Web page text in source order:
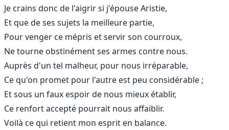
Je crains donc de l'aigrir si j'épouse Aristie,
Et que de ses sujets la meilleure partie,
Pour venger ce mépris et servir son courroux,
Ne tourne obstinément ses armes contre nous.
Auprès d'un tel malheur, pour nous irréparable,
Ce qu'on promet pour l'autre est peu considérable ;
Et sous un faux espoir de nous mieux établir,
Ce renfort accepté pourrait nous affaiblir.
Voilà ce qui retient mon esprit en balance.